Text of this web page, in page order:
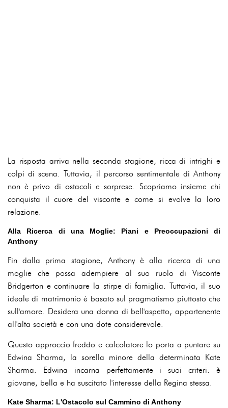
La risposta arriva nella seconda stagione, ricca di intrighi e
colpi di scena. Tuttavia, il percorso sentimentale di Anthony
non è privo di ostacoli e sorprese. Scopriamo insieme chi
conquista il cuore del visconte e come si evolve la loro
relazione.
Alla Ricerca di una Moglie: Piani e Preoccupazioni di
Anthony
Fin dalla prima stagione, Anthony è alla ricerca di una
moglie che possa adempiere al suo ruolo di Visconte
Bridgerton e continuare la stirpe di famiglia. Tuttavia, il suo
ideale di matrimonio è basato sul pragmatismo piuttosto che
sull'amore. Desidera una donna di bell'aspetto, appartenente
all'alta società e con una dote considerevole.
Questo approccio freddo e calcolatore lo porta a puntare su
Edwina Sharma, la sorella minore della determinata Kate
Sharma. Edwina incarna perfettamente i suoi criteri: è
giovane, bella e ha suscitato l'interesse della Regina stessa.
Kate Sharma: L'Ostacolo sul Cammino di Anthony